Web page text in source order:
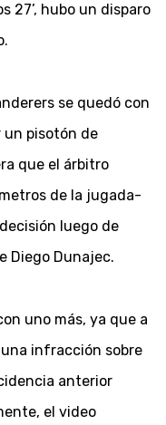
27’, hubo un disparo
se quedó con
un pisotón de
que el árbitro
de la jugada-
luego de
Diego Dunajec.
uno más, ya que a
una infracción sobre
anterior
el video